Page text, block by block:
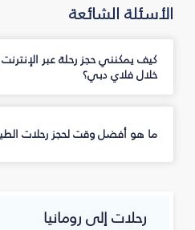
الأسئلة الشائعة
كيف يمكنني حجز رحلة عبر
خلال فلاي دبي؟
ما هو أفضل وقت لحجز رحلات
رحلات إلى رومانيا